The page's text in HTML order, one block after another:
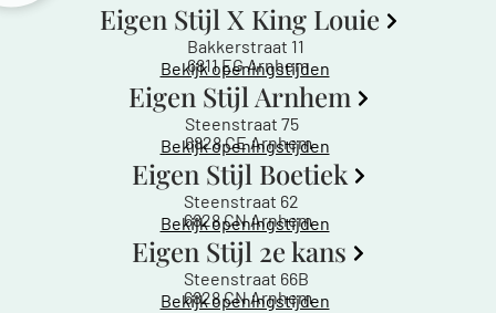
Eigen Stijl X King Louie
Bakkerstraat 11
6811 EG Arnhem
Bekijk openingstijden
Eigen Stijl Arnhem
Steenstraat 75
6828 CE Arnhem
Bekijk openingstijden
Eigen Stijl Boetiek
Steenstraat 62
6828 CN Arnhem
Bekijk openingstijden
Eigen Stijl 2e kans
Steenstraat 66B
6828 CN Arnhem
Bekijk openingstijden